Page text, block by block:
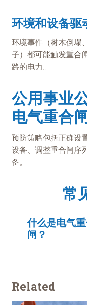
环境和设备驱
环境事件（树木倒塌
子）都可能触发重合
路的电力。
公用事业
电气重合
预防策略包括正确设
设备、调整重合闸序
备。
常
什么是电气
闸？
Related